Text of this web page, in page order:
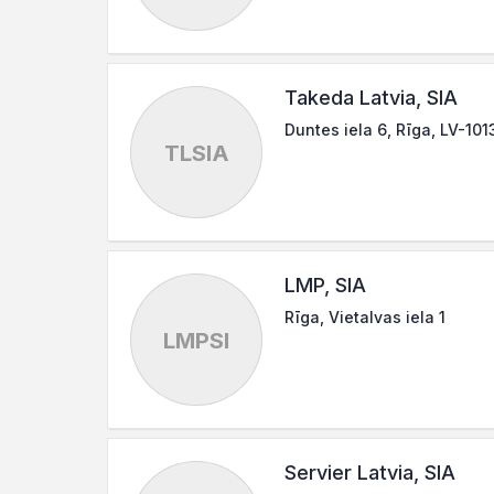
TLSIA
Takeda Latvia, SIA
Duntes iela 6, Rīga, LV-
LMPSI
LMP, SIA
Rīga, Vietalvas iela 1
Servier Latvia, SIA